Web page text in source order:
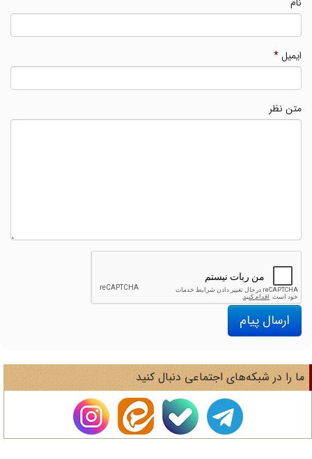
ایمیل*
متن نظر
ارسال پیام
را در شبکه‌های اجتماعی دنبال کنید